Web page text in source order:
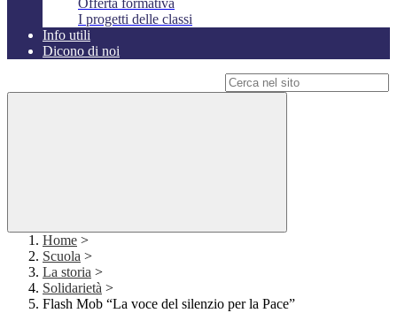
Offerta formativa
I progetti delle classi
Info utili
Dicono di noi
Home >
Scuola >
La storia >
Solidarietà >
Flash Mob “La voce del silenzio per la Pace”